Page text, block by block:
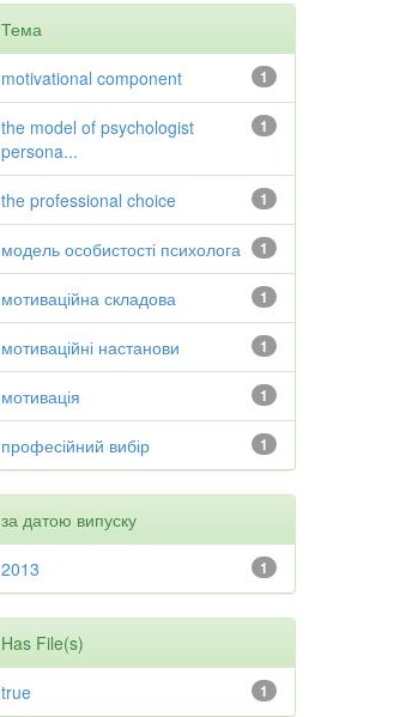
Тема
1
motivational component
1
the model of psychologist
persona...
1
the professional choice
1
модель особистості психолога
1
мотиваційна складова
1
мотиваційні настанови
1
мотивація
1
професійний вибір
за датою випуску
1
2013
Has File(s)
1
true